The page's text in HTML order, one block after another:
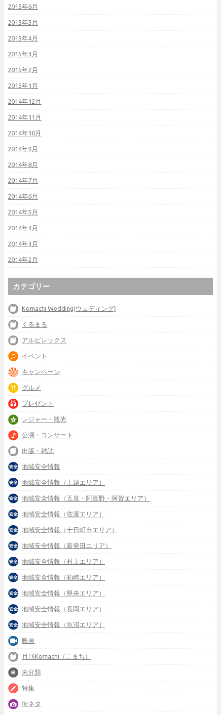
2015年6月
2015年5月
2015年4月
2015年3月
2015年2月
2015年1月
2014年12月
2014年11月
2014年10月
2014年9月
2014年8月
2014年7月
2014年6月
2014年5月
2014年4月
2014年3月
2014年2月
カテゴリー
Komachi Wedding(ウェディング)
くるまる
アルビレックス
イベント
キャンペーン
グルメ
プレゼント
レジャー・観光
公演・コンサート
出版・雑誌
地域安全情報
地域安全情報（上越エリア）
地域安全情報（五泉・阿賀野・阿賀エリア）
地域安全情報（佐渡エリア）
地域安全情報（十日町市エリア）
地域安全情報（新発田エリア）
地域安全情報（村上エリア）
地域安全情報（柏崎エリア）
地域安全情報（県央エリア）
地域安全情報（長岡エリア）
地域安全情報（魚沼エリア）
映画
月刊Komachi（こまち）
未分類
特集
街ネタ